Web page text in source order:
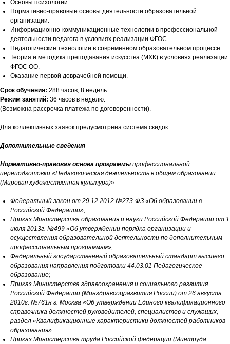
Основы психологии.
Нормативно-правовые основы деятельности образовательной
организации.
Информационно-коммуникационные технологии в профессиональной
деятельности педагога в условиях реализации ФГОС.
Педагогические технологии в современном образовательном процессе.
Теория и методика преподавания искусства (МХК) в условиях реализации
ФГОС ОО.
Оказание первой доврачебной помощи.
Срок обучения: 288 часов, 8 недель
Режим занятий: 36 часов в неделю.
(Возможна рассрочка платежа по договоренности).
Для коллективных заявок предусмотрена система скидок.
Дополнительные сведения
Нормативно-правовая основа программы профессиональной
переподготовки «Педагогическая деятельность в общем образовании
(Мировая художественная культура)»
Федеральный закон от 29.12.2012 №273-ФЗ «Об образовании в
Российской Федерации»;
Приказ Министерства образования и науки Российской Федерации от 1
июля 2013г. №499 «Об утверждении порядка организации и
осуществления образовательной деятельности по дополнительным
профессиональным программам»;
Федеральный государственный образовательный стандарт высшего
образования направления подготовки 44.03.01 Педагогическое
образование;
Приказ Министерства здравоохранения и социального развития
Российской Федерации (Mинздравсоцразвития России) от 26 августа
2010г. №761н г. Москва «Об утверждении Единого квалификационного
справочника должностей руководителей, специалистов и служащих,
раздел «Квалификационные характеристики должностей работников
образования».
Приказ Министерства труда Российской федерации (Минтруда